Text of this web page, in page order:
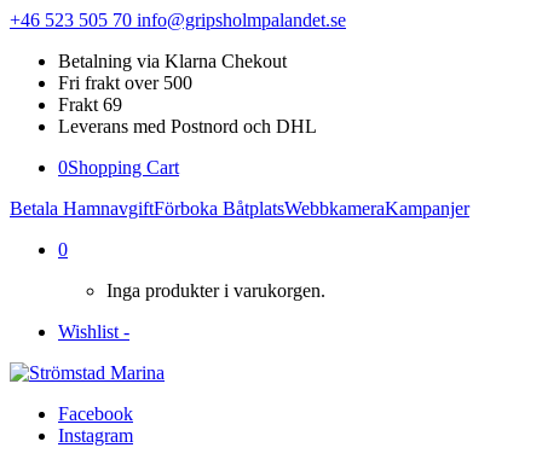
+46 523 505 70 info@gripsholmpalandet.se
Betalning via Klarna Chekout
Fri frakt over 500
Frakt 69
Leverans med Postnord och DHL
0Shopping Cart
Betala HamnavgiftFörboka BåtplatsWebbkameraKampanjer
0
Inga produkter i varukorgen.
Wishlist -
Facebook
Instagram